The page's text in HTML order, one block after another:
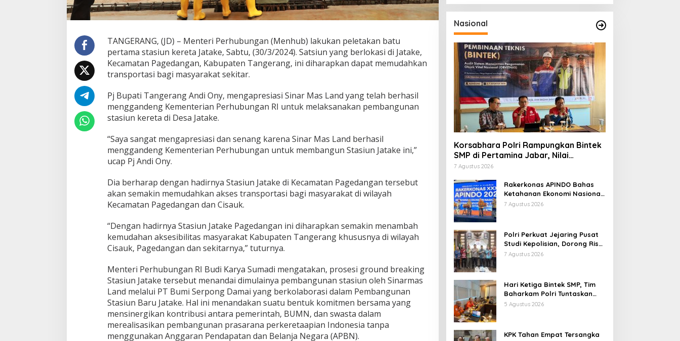
B
a
P
e
r
a
a
S
t
i
u
n
e
r
e
t
J
a
t
a
e
P
a
g
e
d
a
n
TANGERANG, (JD) – Menteri Perhubungan (Menhub) lakukan peletakan batu
pertama stasiun kereta Jatake, Sabtu, (30/3/2024). Satsiun yang berlokasi di Jatake,
Kecamatan Pagedangan, Kabupaten Tangerang, ini diharapkan dapat memudahkan
transportasi bagi masyarakat sekitar.
Pj Bupati Tangerang Andi Ony, mengapresiasi Sinar Mas Land yang telah berhasil
menggandeng Kementerian Perhubungan RI untuk melaksanakan pembangunan
stasiun kereta di Desa Jatake.
“Saya sangat mengapresiasi dan senang karena Sinar Mas Land berhasil
menggandeng Kementerian Perhubungan untuk membangun Stasiun Jatake ini,”
ucap Pj Andi Ony.
Dia berharap dengan hadirnya Stasiun Jatake di Kecamatan Pagedangan tersebut
akan semakin memudahkan akses transportasi bagi masyarakat di wilayah
Kecamatan Pagedangan dan Cisauk.
“Dengan hadirnya Stasiun Jatake Pagedangan ini diharapkan semakin menambah
kemudahan aksesibilitas masyarakat Kabupaten Tangerang khususnya di wilayah
Cisauk, Pagedangan dan sekitarnya,” tuturnya.
Menteri Perhubungan RI Budi Karya Sumadi mengatakan, prosesi ground breaking
Stasiun Jatake tersebut menandai dimulainya pembangunan stasiun oleh Sinarmas
Land melalui PT Bumi Serpong Damai yang berkolaborasi dalam Pembangunan
Stasiun Baru Jatake. Hal ini menandakan suatu bentuk komitmen bersama yang
mensinergikan kontribusi antara pemerintah, BUMN, dan swasta dalam
merealisasikan pembangunan prasarana perkeretaapian Indonesia tanpa
menggunakan Anggaran Pendapatan dan Belanja Negara (APBN).
Nasional
Korsabhara Polri Rampungkan Bintek
SMP di Pertamina Jabar, Nilai
Pengamanan Capai 88,44 Persen
7 Agustus 2026
Rakerkonas APINDO Bahas
Ketahanan Ekonomi Nasional,
IMO Indonesia Soroti
7 Agustus 2026
Polri Perkuat Jejaring Pusat
Studi Kepolisian, Dorong Riset
Jadi Dasar Kebijakan dan
7 Agustus 2026
Hari Ketiga Bintek SMP, Tim
Baharkam Polri Tuntaskan
Pemeriksaan Pola
5 Agustus 2026
KPK Tahan Empat Tersangka